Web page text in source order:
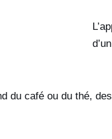
du café ou du thé,